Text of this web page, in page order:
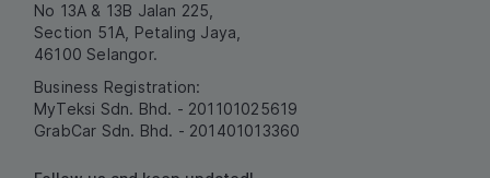
No 13A & 13B Jalan 225,
Section 51A, Petaling Jaya,
46100 Selangor.
Business Registration:
MyTeksi Sdn. Bhd. - 201101025619
GrabCar Sdn. Bhd. - 201401013360